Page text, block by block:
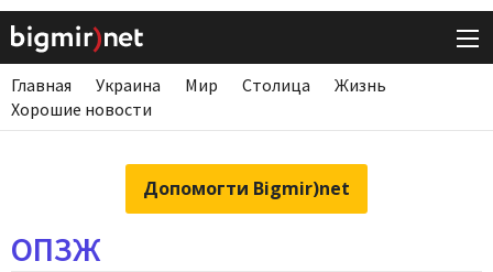
Главная Украина Мир Столица
Жизнь
Хорошие новости
Допомогти Bigmir)net
ОПЗЖ